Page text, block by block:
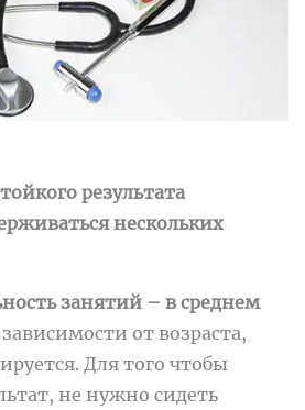
результата
нескольких
занятий – в среднем
зависимости от возраста,
Для того чтобы
не нужно сидеть